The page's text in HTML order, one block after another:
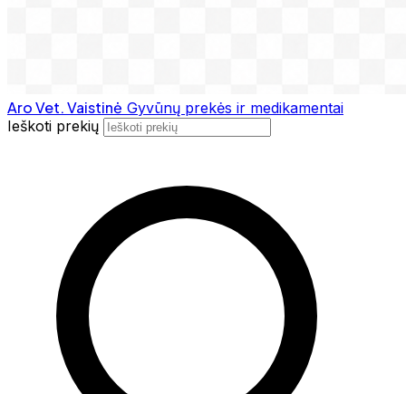
Aro Vet. Vaistinė Gyvūnų prekės ir medikamentai
Ieškoti prekių